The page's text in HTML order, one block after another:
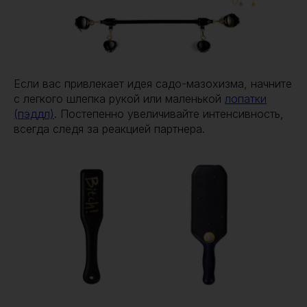
Если вас привлекает идея садо-мазохизма, начните
с легкого шлепка рукой или маленькой лопатки
(пэддл). Постепенно увеличивайте интенсивность,
всегда следя за реакцией партнера.